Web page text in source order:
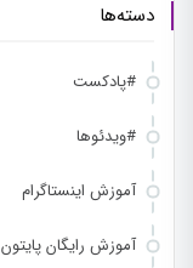
دسته‌ها
#پادکست
#ویدئوها
آموزش اینستاگرام
آموزش رایگان پایتون